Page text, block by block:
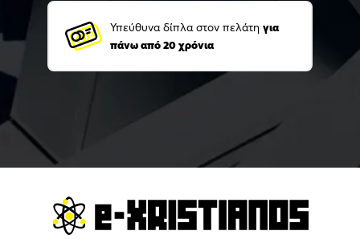
Υπεύθυνα δίπλα στον πελάτη για
πάνω από 20 χρόνια